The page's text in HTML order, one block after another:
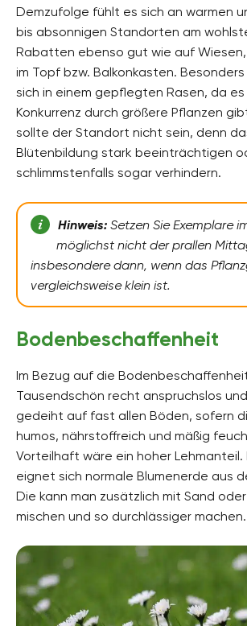
pH-Wert
neutral, schwach sauer
Kalkintolerant
Humus
Giftig
Pflanzenfamilien
Korbblütler, Asteraceae
Pflanzenarten
Arzneipflanzen, Frühlingsblumen,
Apothekergarten, Italienischer
Landhausgarten, Naturgarten,
Selbstversorgergarten, Wildgarten
Demzufolge fühlt es sich an warmen
bis absonnigen Standorten am
Rabatten ebenso gut wie auf Wiesen,
im Topf bzw. Balkonkasten.
sich in einem gepflegten Rasen, da es
Konkurrenz durch größere Pflanzen
sollte der Standort nicht sein, denn
Blütenbildung stark beeinträchtigen
schlimmstenfalls sogar verhindern.
Hinweis:Setzen Sie Exemplare
möglichst nicht der prallen
insbesondere dann, wenn das
vergleichsweise klein ist.
Bodenbeschaffenheit
Im Bezug auf die
Tausendschön recht anspruchslos
gedeiht auf fast allen Böden, sofern
humos, nährstoffreich und mäßig
Vorteilhaft wäre ein hoher Lehmanteil.
eignet sich normale Blumenerde aus
Die kann man zusätzlich mit Sand
mischen und so durchlässiger machen.